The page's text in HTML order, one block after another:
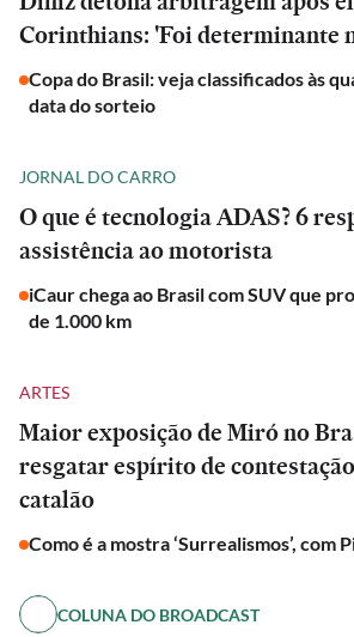
Corinthians: 'Foi determinante
Copa do Brasil: veja classificados às
data do sorteio
JORNAL DO CARRO
O que é tecnologia ADAS? 6
assistência ao motorista
iCaur chega ao Brasil com SUV que
de 1.000 km
ARTES
Maior exposição de Miró no
resgatar espírito de
catalão
Como é a mostra ‘Surrealismos’, com
COLUNA DO BROADCAST